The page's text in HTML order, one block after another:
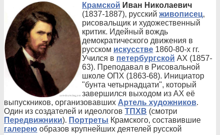
Крамской Иван Николаевич
(1837-1887), русский живописец,
рисовальщик и художественный
критик. Идейный вождь
демократического движения в
русском искусстве 1860-80-х гг.
Учился в петербургской АХ (1857-
63). Преподавал в Рисовальной
школе ОПХ (1863-68). Инициатор
"бунта четырнадцати", который
завершился выходом из АХ её
выпускников, организовавших Артель художников.
Один из создателей и идеологов ТПХВ (смотри
Передвижники). Портреты Крамского, составившие
галерею образов крупнейших деятелей русской